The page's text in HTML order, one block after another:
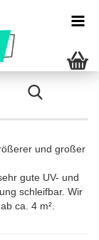
und großer
gute UV- und
schleifbar. Wir
ca. 4 m².